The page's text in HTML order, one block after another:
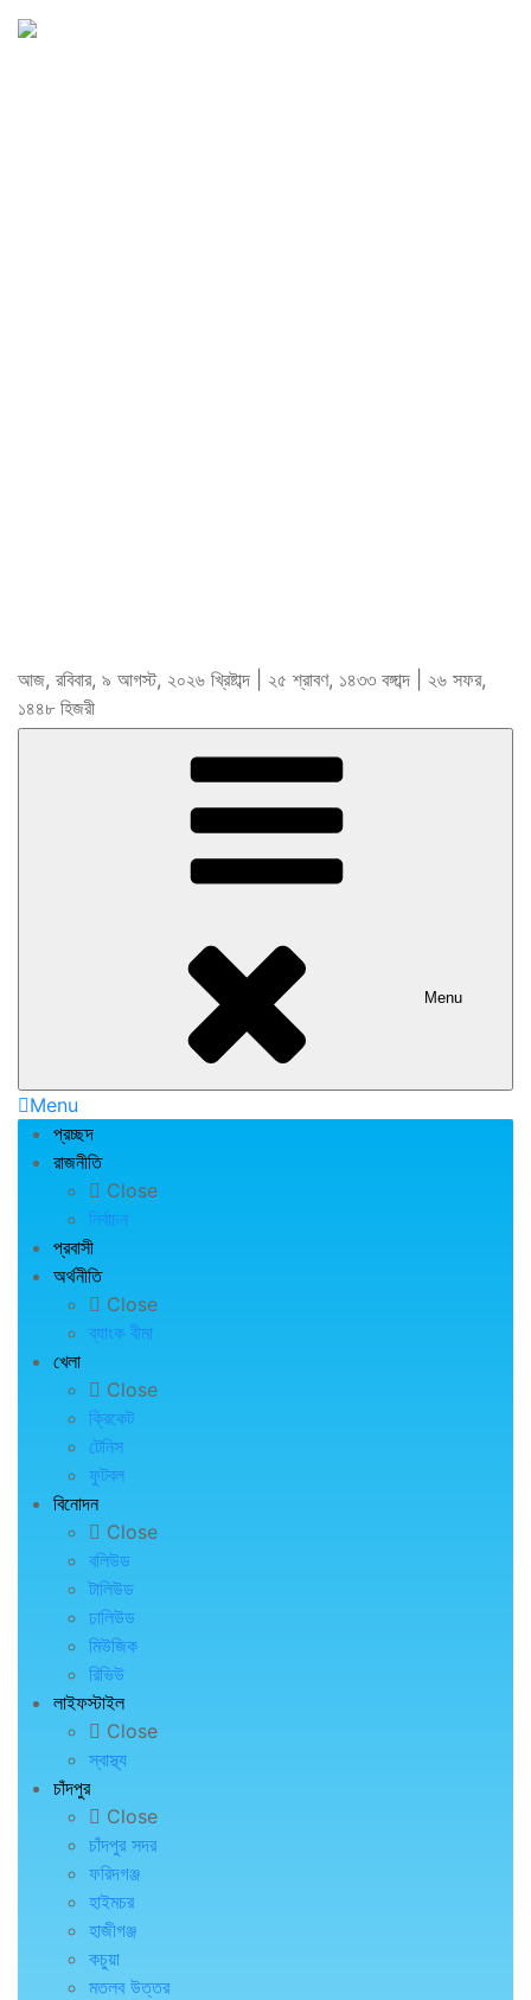
আজ, রবিবার, ৯ আগস্ট, ২০২৬ খ্রিষ্টাব্দ | ২৫ শ্রাবণ, ১৪৩৩ বঙ্গাব্দ | ২৬ সফর,
১৪৪৮ হিজরী
Menu
Menu
প্রচ্ছদ
রাজনীতি
Close
নির্বাচন
প্রবাসী
অর্থনীতি
Close
ব্যাংক বীমা
খেলা
Close
ক্রিকেট
টেনিস
ফুটবল
বিনোদন
Close
বলিউড
টালিউড
ঢালিউড
মিউজিক
রিভিউ
লাইফস্টাইল
Close
স্বাস্থ্য
চাঁদপুর
Close
চাঁদপুর সদর
ফরিদগঞ্জ
হাইমচর
হাজীগঞ্জ
কচুয়া
মতলব উত্তর